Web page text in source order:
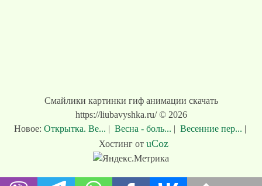
Смайлики картинки гиф анимации скачать
https://liubavyshka.ru/ © 2026
Новое: Открытка. Ве... | Весна - боль... | Весенние пер... |
Хостинг от uCoz